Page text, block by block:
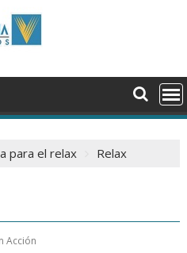
para el relax Relax
Acción